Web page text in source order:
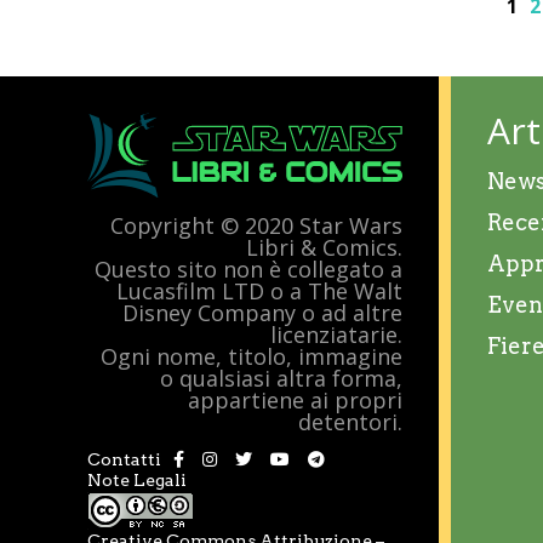
1 2
Copyright © 2020 Star Wars
Libri & Comics.
Questo sito non è collegato a
Lucasfilm LTD o a The Walt
Disney Company o ad altre
licenziatarie.
Ogni nome, titolo, immagine
o qualsiasi altra forma,
appartiene ai propri
detentori.
Contatti
Note Legali